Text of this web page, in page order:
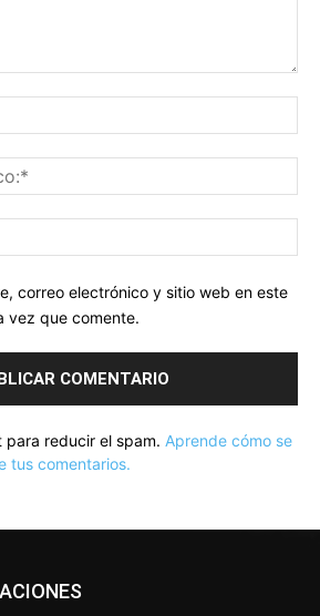
correo electrónico y sitio web en este
vez que comente.
para reducir el spam. Aprende cómo se
tus comentarios.